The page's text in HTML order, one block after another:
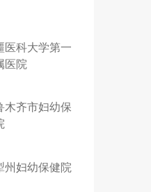
医科大学第一
医院
木齐市妇幼保
州妇幼保健院